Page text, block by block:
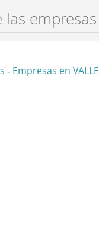
- Empresas en VALLE